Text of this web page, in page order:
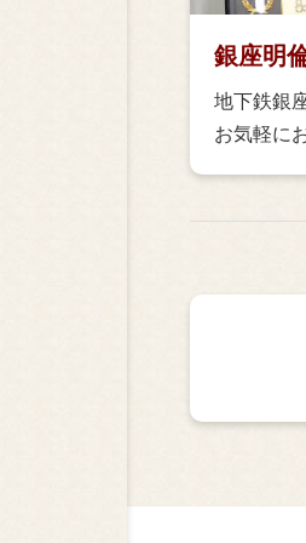
銀座明
地下鉄銀
お気軽に